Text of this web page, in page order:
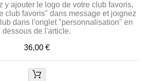
y ajouter le logo de votre club favoris,
club favoris" dans message et joignez
dans l'onglet "personnalisation" en
dessous de l'article.
36,00 €Prix